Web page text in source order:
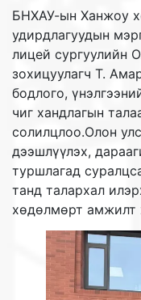
БНХАУ-ын Ханжоу
удирдлагуудын
лицей сургуулийн
зохицуулагч Т.
бодлого,
чиг хандлагын
солилцлоо.Олон
дээшлүүлэх,
туршлагад
танд талархал
хөдөлмөрт амжилт